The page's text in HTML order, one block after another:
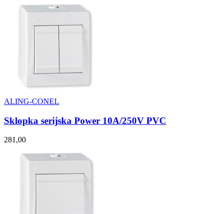
ALING-CONEL
Sklopka serijska Power 10A/250V PVC
281,00